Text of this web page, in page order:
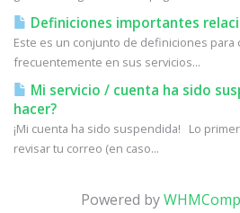
Definiciones importantes
Este es un conjunto de definiciones para
frecuentemente en sus servicios...
Mi servicio / cuenta ha sido
hacer?
¡Mi cuenta ha sido suspendida! Lo
revisar tu correo (en caso...
Powered by